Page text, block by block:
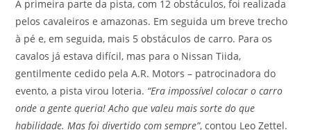
A primeira parte da pista, com 12 obstáculos, foi realizada
pelos cavaleiros e amazonas. Em seguida um breve trecho
à pé e, em seguida, mais 5 obstáculos de carro. Para os
cavalos já estava difícil, mas para o Nissan Tiida,
gentilmente cedido pela A.R. Motors – patrocinadora do
evento, a pista virou loteria. “Era impossível colocar o carro
onde a gente queria! Acho que valeu mais sorte do que
habilidade. Mas foi divertido com sempre”, contou Leo Zettel.